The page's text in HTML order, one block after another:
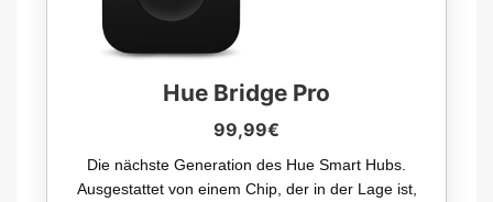
Hue Bridge Pro
99,99€
Die nächste Generation des Hue Smart Hubs.
Ausgestattet von einem Chip, der in der Lage ist,